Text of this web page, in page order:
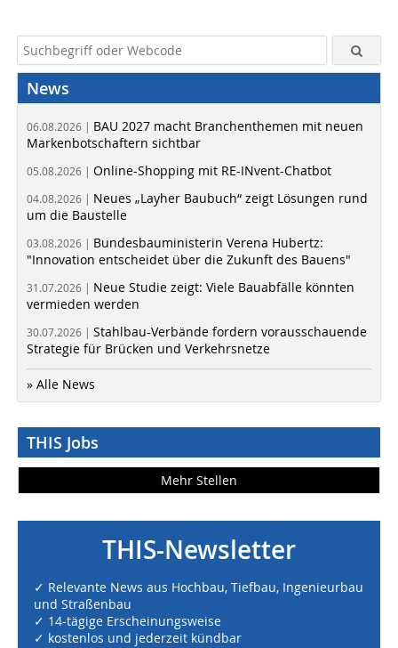
News
06.08.2026 | BAU 2027 macht Branchenthemen mit neuen
Markenbotschaftern sichtbar
05.08.2026 | Online-Shopping mit RE-INvent-Chatbot
04.08.2026 | Neues „Layher Baubuch“ zeigt Lösungen rund
um die Baustelle
03.08.2026 | Bundesbauministerin Verena Hubertz:
"Innovation entscheidet über die Zukunft des Bauens"
31.07.2026 | Neue Studie zeigt: Viele Bauabfälle könnten
vermieden werden
30.07.2026 | Stahlbau-Verbände fordern vorausschauende
Strategie für Brücken und Verkehrsnetze
» Alle News
THIS Jobs
Mehr Stellen
THIS-Newsletter
✓ Relevante News aus Hochbau, Tiefbau, Ingenieurbau
und Straßenbau
✓ 14-tägige Erscheinungsweise
✓ kostenlos und jederzeit kündbar